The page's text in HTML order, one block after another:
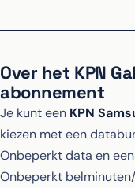
Over het KPN
abonnement
Je kunt een KPN
kiezen met een
Onbeperkt data en
Onbeperkt